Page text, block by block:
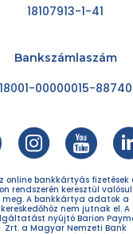
18107913-1-41
Bankszámlaszám
00000015-
online bankkártyás fizetések
rendszerén keresztül
meg. A bankkártya adatok a
kereskedőhöz nem jutnak el. A
nyújtó Barion
Zrt. a Magyar Nemzeti Bank